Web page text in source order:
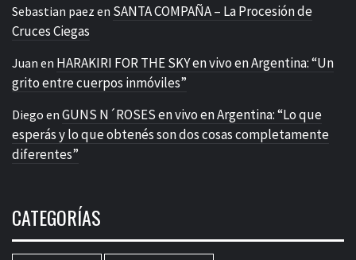
Sebastian paez en SANTA COMPAÑA – La Procesión de
Cruces Ciegas
Juan en HARAKIRI FOR THE SKY en vivo en Argentina: “Un
grito entre cuerpos inmóviles”
Diego en GUNS N´ROSES en vivo en Argentina: “Lo que
esperás y lo que obtenés son dos cosas completamente
diferentes”
CATEGORÍAS